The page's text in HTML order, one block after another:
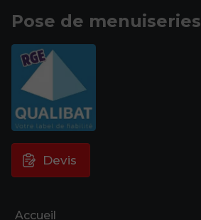
Accueil
Pose de menuiseries
Devis